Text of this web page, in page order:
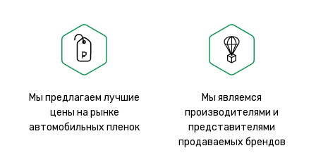
Мы предлагаем лучшие
цены на рынке
автомобильных пленок
Мы являемся
производителями и
представителями
продаваемых брендов